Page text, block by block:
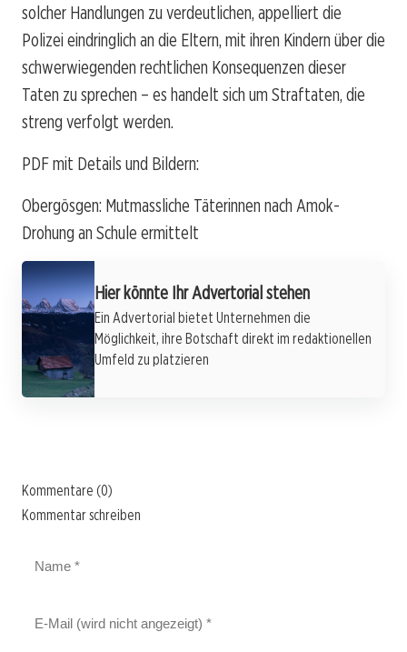
solcher Handlungen zu verdeutlichen, appelliert die
Polizei eindringlich an die Eltern, mit ihren Kindern über die
schwerwiegenden rechtlichen Konsequenzen dieser
Taten zu sprechen – es handelt sich um Straftaten, die
streng verfolgt werden.
PDF mit Details und Bildern:
Obergösgen: Mutmassliche Täterinnen nach Amok-
Drohung an Schule ermittelt
Hier könnte Ihr Advertorial stehen
Ein Advertorial bietet Unternehmen die
Möglichkeit, ihre Botschaft direkt im redaktionellen
Umfeld zu platzieren
Kommentare (0)
Kommentar schreiben